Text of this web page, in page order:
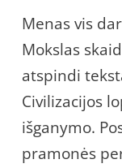
Menas vis
Mokslas
atspindi
Civilizacijos
išganymo.
pramonės